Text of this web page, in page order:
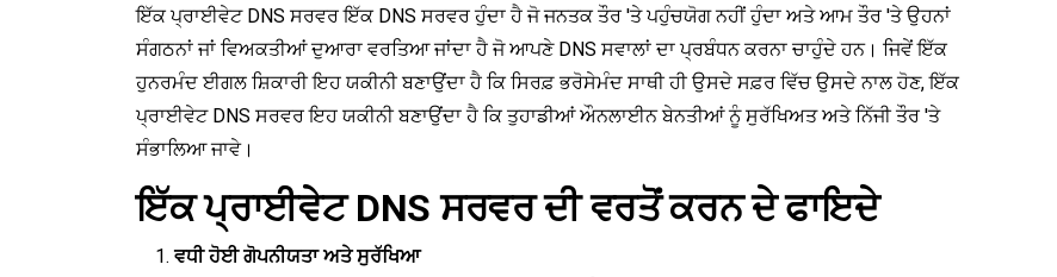
ਇੱਕ ਪ੍ਰਾਈਵੇਟ DNS ਸਰਵਰ ਇੱਕ DNS ਸਰਵਰ ਹੁੰਦਾ ਹੈ ਜੋ ਜਨਤਕ ਤੌਰ 'ਤੇ ਪਹੁੰਚਯੋਗ ਨਹੀਂ ਹੁੰਦਾ ਅਤੇ ਆਮ ਤੌਰ 'ਤੇ ਉਹਨਾਂ
ਸੰਗਠਨਾਂ ਜਾਂ ਵਿਅਕਤੀਆਂ ਦੁਆਰਾ ਵਰਤਿਆ ਜਾਂਦਾ ਹੈ ਜੋ ਆਪਣੇ DNS ਸਵਾਲਾਂ ਦਾ ਪ੍ਰਬੰਧਨ ਕਰਨਾ ਚਾਹੁੰਦੇ ਹਨ। ਜਿਵੇਂ ਇੱਕ
ਹੁਨਰਮੰਦ ਈਗਲ ਸ਼ਿਕਾਰੀ ਇਹ ਯਕੀਨੀ ਬਣਾਉਂਦਾ ਹੈ ਕਿ ਸਿਰਫ਼ ਭਰੋਸੇਮੰਦ ਸਾਥੀ ਹੀ ਉਸਦੇ ਸਫ਼ਰ ਵਿੱਚ ਉਸਦੇ ਨਾਲ ਹੋਣ, ਇੱਕ
ਪ੍ਰਾਈਵੇਟ DNS ਸਰਵਰ ਇਹ ਯਕੀਨੀ ਬਣਾਉਂਦਾ ਹੈ ਕਿ ਤੁਹਾਡੀਆਂ ਔਨਲਾਈਨ ਬੇਨਤੀਆਂ ਨੂੰ ਸੁਰੱਖਿਅਤ ਅਤੇ ਨਿੱਜੀ ਤੌਰ 'ਤੇ
ਸੰਭਾਲਿਆ ਜਾਵੇ।
ਇੱਕ ਪ੍ਰਾਈਵੇਟ DNS ਸਰਵਰ ਦੀ ਵਰਤੋਂ ਕਰਨ ਦੇ ਫਾਇਦੇ
ਵਧੀ ਹੋਈ ਗੋਪਨੀਯਤਾ ਅਤੇ ਸੁਰੱਖਿਆ